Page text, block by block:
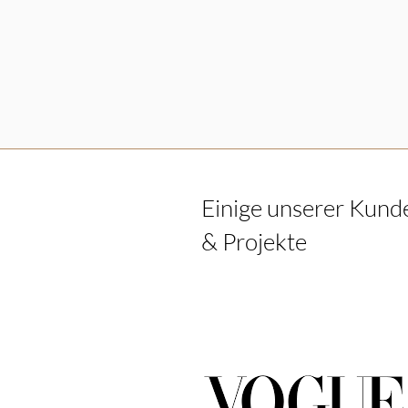
Einige unserer
& Projekte